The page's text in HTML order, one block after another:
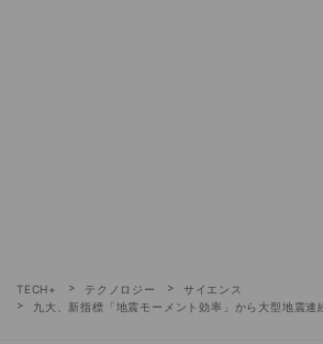
TECH+ テクノロジー
サイエンス
九大、新指標「地震モーメント効率」から大型地震連